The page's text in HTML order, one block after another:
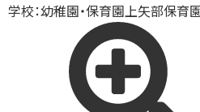
学校：幼稚園・保育園上矢部保育